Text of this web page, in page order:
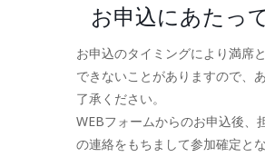
お申込にあたっ
お申込のタイミングにより満席
できないことがありますので、
了承ください。
WEBフォームからのお申込後、
の連絡をもちまして参加確定とな